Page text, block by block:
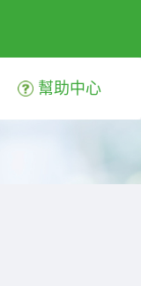
幫助中心